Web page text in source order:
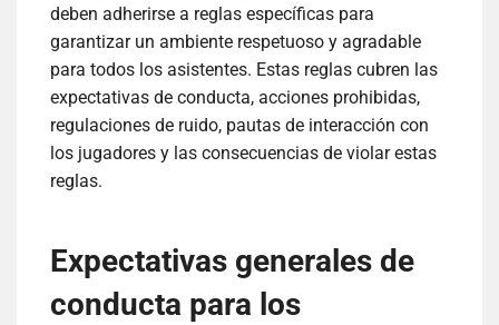
deben adherirse a reglas específicas para
garantizar un ambiente respetuoso y agradable
para todos los asistentes. Estas reglas cubren las
expectativas de conducta, acciones prohibidas,
regulaciones de ruido, pautas de interacción con
los jugadores y las consecuencias de violar estas
reglas.
Expectativas generales de
conducta para los